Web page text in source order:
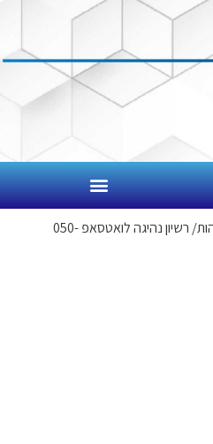
רשיון נהיגה לואטסאפ 050-